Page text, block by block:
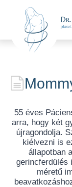
55 éves
arra, hogy két
újragondolja.
kiélvezni is
állapotban
gerincferdülés
méretű